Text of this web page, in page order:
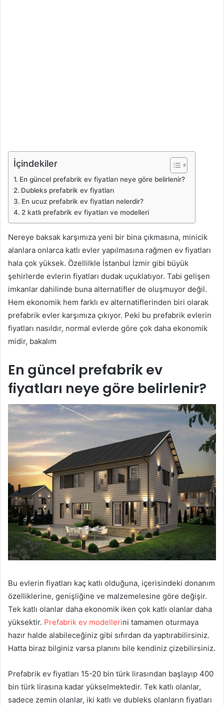
İçindekiler
En güncel prefabrik ev fiyatları neye göre belirlenir?
Dubleks prefabrik ev fiyatları
En ucuz prefabrik ev fiyatları nelerdir?
2 katlı prefabrik ev fiyatları ve modelleri
Nereye baksak karşımıza yeni bir bina çıkmasına, minicik
alanlara onlarca katlı evler yapılmasına rağmen ev fiyatları
hala çok yüksek. Özellilkle İstanbul İzmir gibi büyük
şehirlerde evlerin fiyatları dudak uçuklatıyor. Tabi gelişen
imkanlar dahilinde buna alternatifler de oluşmuyor değil.
Hem ekonomik hem farklı ev alternatiflerinden biri olarak
prefabrik evler karşımıza çıkıyor. Peki bu prefabrik evlerin
fiyatları nasıldır, normal evlerde göre çok daha ekonomik
midir, bakalım
En güncel prefabrik ev
fiyatları neye göre belirlenir?
Bu evlerin fiyatları kaç katlı olduğuna, içerisindeki donanım
özelliklerine, genişliğine ve malzemelesine göre değişir.
Tek katlı olanlar daha ekonomik iken çok katlı olanlar daha
yüksektir. Prefabrik ev modellerini tamamen oturmaya
hazır halde alabileceğiniz gibi sıfırdan da yaptırabilirsiniz.
Hatta biraz bilginiz varsa planını bile kendiniz çizebilirsiniz.
Prefabrik ev fiyatları 15-20 bin türk lirasından başlayıp 400
bin türk lirasına kadar yükselmektedir. Tek katlı olanlar,
sadece zemin olanlar, iki katlı ve dubleks olanların fiyatları